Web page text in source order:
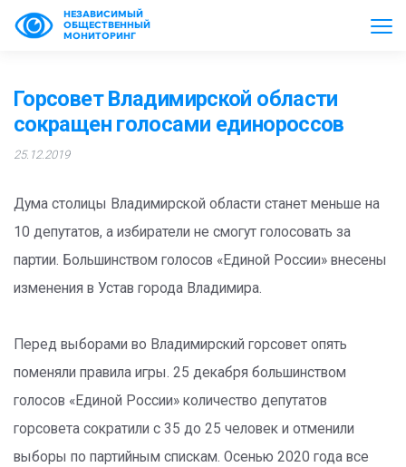
НЕЗАВИСИМЫЙ
ОБЩЕСТВЕННЫЙ
МОНИТОРИНГ
Горсовет Владимирской области
сокращен голосами единороссов
25.12.2019
Дума столицы Владимирской области станет меньше на
10 депутатов, а избиратели не смогут голосовать за
партии. Большинством голосов «Единой России» внесены
изменения в Устав города Владимира.
Перед выборами во Владимирский горсовет опять
поменяли правила игры. 25 декабря большинством
голосов «Единой России» количество депутатов
горсовета сократили с 35 до 25 человек и отменили
выборы по партийным спискам. Осенью 2020 года все